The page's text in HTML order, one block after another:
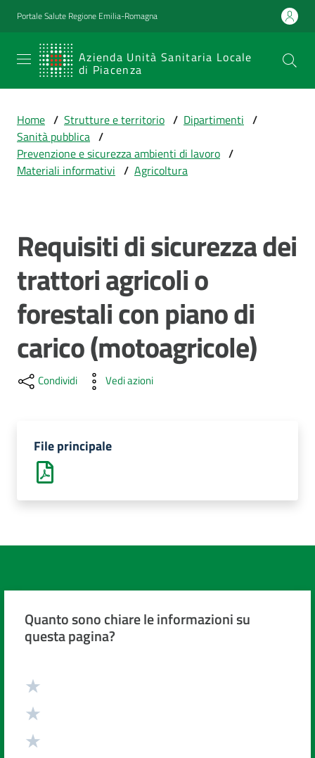
Vai al contenuto
Vai alla navigazione
Vai al footer
Portale Salute Regione Emilia-Romagna
Azienda Unità Sanitaria Locale
di Piacenza
SERVIZIO
SANITARIO
Emilia-
Romagna
Azienda Unità
Sanitaria Locale
Prestazioni
e
percorsi
di
cura
Come
fare
Strutture
territorio
Piacenza
Costruiamo
Home / Strutture e territorio / Dipartimenti /
Sanità pubblica /
Prevenzione e sicurezza ambienti di lavoro /
Materiali informativi / Agricoltura
Requisiti di sicurezza dei
trattori agricoli o
forestali con piano di
carico (motoagricole)
Condividi Vedi azioni
File principale
Quanto sono chiare le informazioni su
questa pagina?